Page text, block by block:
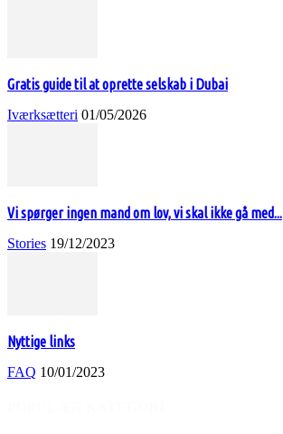
Gratis guide til at oprette selskab i Dubai
Iværksætteri 01/05/2026
Vi spørger ingen mand om lov, vi skal ikke gå med...
Stories 19/12/2023
Nyttige links
FAQ 10/01/2023